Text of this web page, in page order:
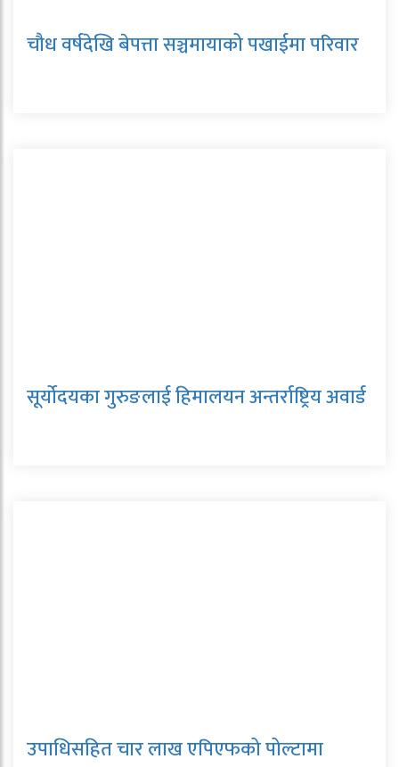
चौध वर्षदेखि बेपत्ता सञ्चमायाको पखाईमा परिवार
सूर्योदयका गुरुङलाई हिमालयन अन्तर्राष्ट्रिय अवार्ड
उपाधिसहित चार लाख एपिएफको पोल्टामा